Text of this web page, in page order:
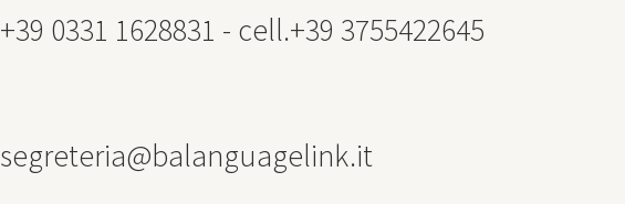
+39 0331 1628831 - cell.+39 3755422645
segreteria@balanguagelink.it